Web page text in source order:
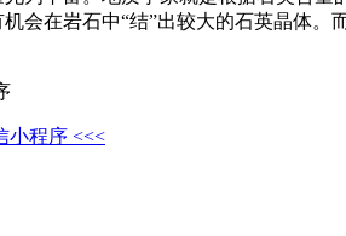
会在岩石中“结”出较大的石英晶体
小程序 <<<